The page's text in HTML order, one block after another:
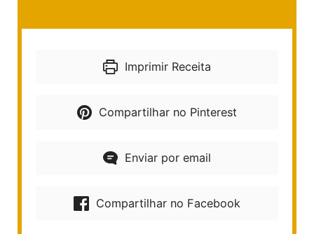
Imprimir Receita
Compartilhar no Pinterest
Enviar por email
Compartilhar no Facebook